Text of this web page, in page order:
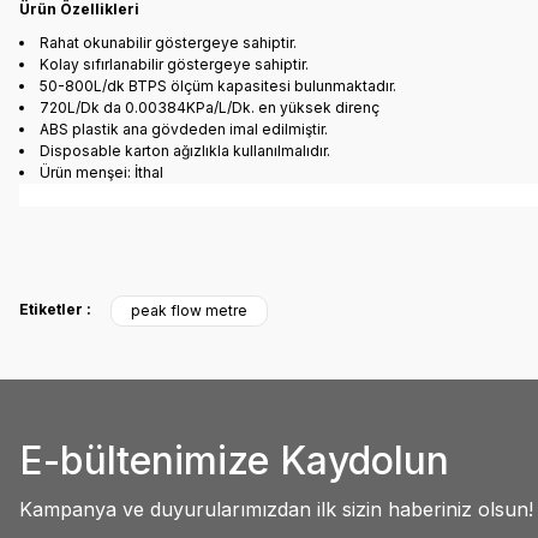
Ürün Özellikleri
Rahat okunabilir göstergeye sahiptir.
Kolay sıfırlanabilir göstergeye sahiptir.
50-800L/dk BTPS ölçüm kapasitesi bulunmaktadır.
720L/Dk da 0.00384KPa/L/Dk. en yüksek direnç
ABS plastik ana gövdeden imal edilmiştir.
Disposable karton ağızlıkla kullanılmalıdır.
Ürün menşei: İthal
Bu ürünün fiyat bilgisi, resim, ürün açıklamalarında ve diğer
Görüş ve önerileriniz için teşekkür ederiz.
Ürün resmi kalitesiz, bozuk veya görüntülenemiyor.
Ürün bilgilerinde hatalar bulunuyor.
Bu ürüne benzer farklı alternatifler olmalı.
Siteyle ilk kez tanışmama rağmen içeriği ve menü yapısı oldukça
kendine baktırıyor. Başarılarınız sürekli olsun.
Etiketler : peak flow metre
E-bültenimize Kaydolun
Kampanya ve duyurularımızdan ilk sizin haberiniz olsun!